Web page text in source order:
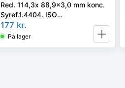
Red. 114,3x 88,9x3,0 mm konc.
Syref.1.4404. ISO
5251/EN10253-3 el. 4 i vort valg
177 kr.
På lager